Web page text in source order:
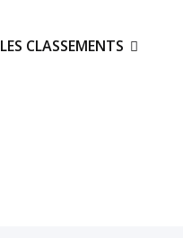
LES CLASSEMENTS